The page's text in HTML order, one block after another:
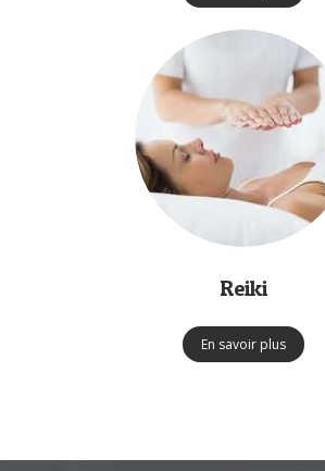
Reiki
En savoir plus